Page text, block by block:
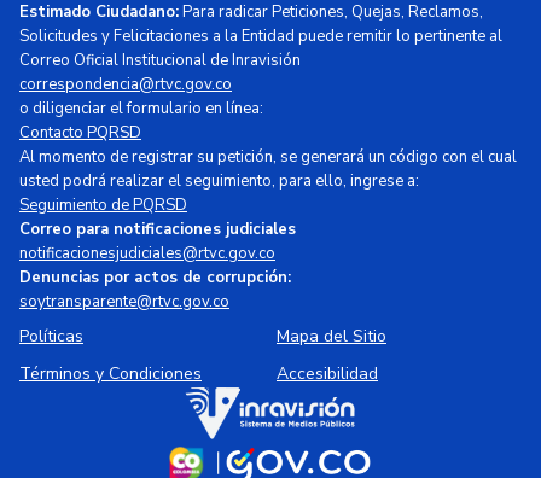
Estimado Ciudadano:Para radicar Peticiones, Quejas, Reclamos,
Solicitudes y Felicitaciones a la Entidad puede remitir lo pertinente al
Correo Oficial Institucional de Inravisión
correspondencia@rtvc.gov.co
o diligenciar el formulario en línea:
Contacto PQRSD
Al momento de registrar su petición, se generará un código con el cual
usted podrá realizar el seguimiento, para ello, ingrese a:
Seguimiento de PQRSD
Correo para notificaciones judiciales
notificacionesjudiciales@rtvc.gov.co
Denuncias por actos de corrupción:
soytransparente@rtvc.gov.co
Políticas
Mapa del Sitio
Términos y Condiciones
Accesibilidad